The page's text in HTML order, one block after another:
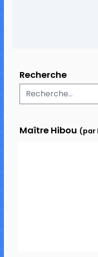
Recherche
Maître Hibou (par